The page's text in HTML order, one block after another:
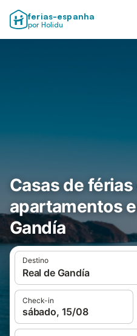
ferias-espanha
por Holidu
Casas de férias
apartamentos
Gandía
Destino
Real de Gandía
Check-in
sábado, 15/08